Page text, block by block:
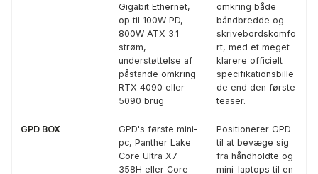
Gigabit Ethernet,
op til 100W PD,
800W ATX 3.1
strøm,
understøttelse af
påstande omkring
RTX 4090 eller
5090 brug
omkring både
båndbredde og
skrivebordskomfo
rt, med et meget
klarere officielt
specifikationsbille
de end den første
teaser.
GPD BOX
GPD's første mini-
pc, Panther Lake
Core Ultra X7
358H eller Core
Positionerer GPD
til at bevæge sig
fra håndholdte og
mini-laptops til en